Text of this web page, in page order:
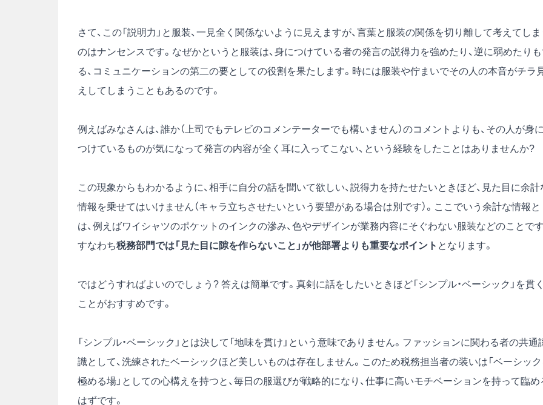
さて、この「説明力」と服装、一見全く関係ないように見えますが、言葉と服装の関係を切り離して考えてし
のはナンセンスです。なぜかというと服装は、身につけている者の発言の説得力を強めたり、逆に弱めたり
る、コミュニケーションの第二の要としての役割を果たします。時には服装や佇まいでその人の本音がチラ
えしてしまうこともあるのです。
例えばみなさんは、誰か（上司でもテレビのコメンテーターでも構いません）のコメントよりも、その人が身
つけているものが気になって発言の内容が全く耳に入ってこない、という経験をしたことはありませんか?
この現象からもわかるように、相手に自分の話を聞いて欲しい、説得力を持たせたいときほど、見た目に余計
情報を乗せてはいけません（キャラ立ちさせたいという要望がある場合は別です）。ここでいう余計な情報と
は、例えばワイシャツのポケットのインクの滲み、色やデザインが業務内容にそぐわない服装などのことで
すなわち税務部門では「見た目に隙を作らないこと」が他部署よりも重要なポイント となります。
ではどうすればよいのでしょう? 答えは簡単です。真剣に話をしたいときほど「シンプル・ベーシック」を貫
ことがおすすめです。
「シンプル・ベーシック」とは決して「地味を貫け」という意味でありません。ファッションに関わる者の共通
識として、洗練されたベーシックほど美しいものは存在しません。このため税務担当者の装いは「ベーシッ
極める場」としての心構えを持つと、毎日の服選びが戦略的になり、仕事に高いモチベーションを持って臨め
はずです。